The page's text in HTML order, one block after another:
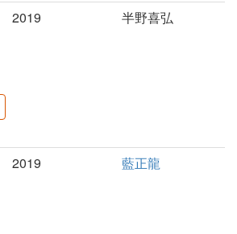
2019 半野喜弘
2019 藍正龍